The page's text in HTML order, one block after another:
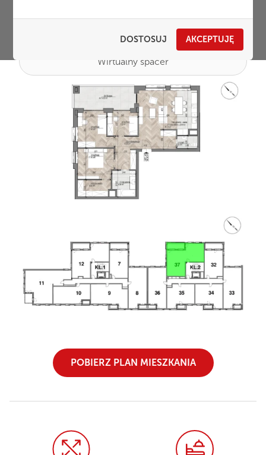
DOSTOSUJ AKCEPTUJĘ
Rzut 3D
Wirtualny spacer
POBIERZ PLAN MIESZKANIA